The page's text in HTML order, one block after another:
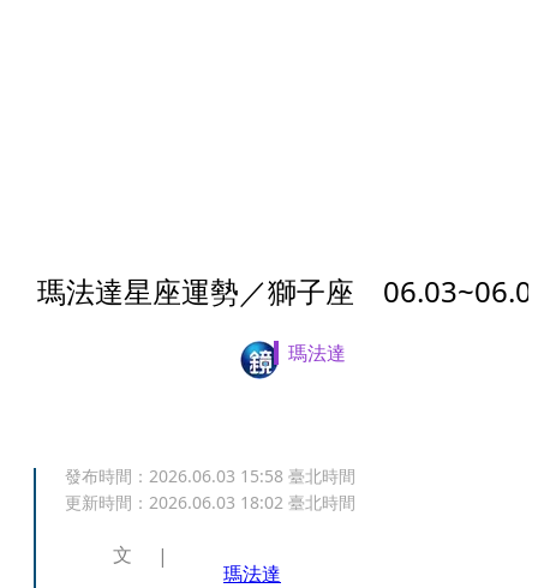
瑪法達星座運勢／獅子座
瑪法達
發布時間： 2026.06.03 15:58 臺北時間
更新時間： 2026.06.03 18:02 臺北時間
文
瑪法達